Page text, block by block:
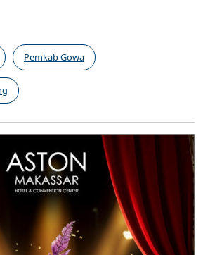
Pemkab Gowa